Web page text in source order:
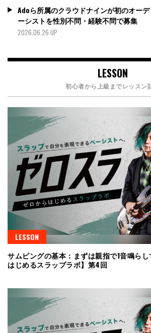
Adoら所属のクラウドナインが初のオー
ーシストを性別不問・経験不問で募集
2026.06.26 UP
LESSON
初心者から上級までレッスン
LESSON
サムピングの基本：まずは親指で1音鳴ら
はじめるスラップラボ】第4回